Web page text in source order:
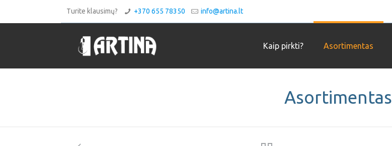
Turite klausimų? +370 655 78350 info@artina.lt
Kaip pirkti? Asortimentas
Asortimentas